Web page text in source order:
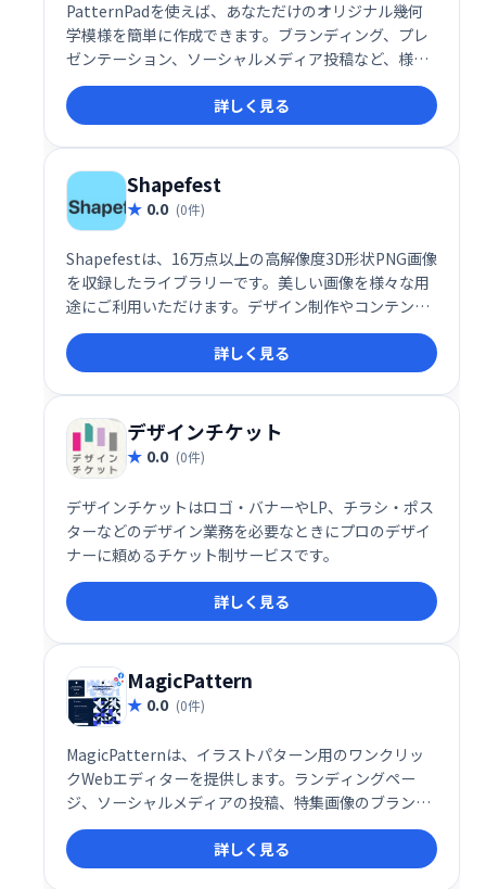
PatternPadを使えば、あなただけのオリジナル幾何
学模様を簡単に作成できます。ブランディング、プレ
ゼンテーション、ソーシャルメディア投稿など、様々
な用途に最適です。独自のスタイルを表現し、デザイ
ンの可能性を広げましょう！
詳しく見る
Shapefest
0.0 (0件)
Shapefestは、16万点以上の高解像度3D形状PNG画像
を収録したライブラリーです。美しい画像を様々な用
途にご利用いただけます。デザイン制作やコンテンツ
作成を効率化し、クオリティを向上させたい方におす
すめです。
詳しく見る
デザインチケット
0.0 (0件)
デザインチケットはロゴ・バナーやLP、チラシ・ポス
ターなどのデザイン業務を必要なときにプロのデザイ
ナーに頼めるチケット制サービスです。
詳しく見る
MagicPattern
0.0 (0件)
MagicPatternは、イラストパターン用のワンクリッ
クWebエディターを提供します。ランディングペー
ジ、ソーシャルメディアの投稿、特集画像のブランデ
ィングに最適です
詳しく見る